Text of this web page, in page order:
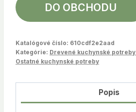
DO OBCHODU
Katalógové číslo: 610cdf2e2aad
Kategórie: Drevené kuchynské potreby
Ostatné kuchynské potreby
Popis